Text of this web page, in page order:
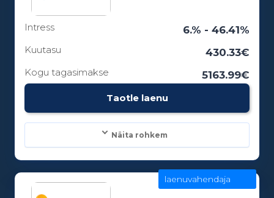
Laenuperiood:
Intress 6.% - 46.41%
Kuutasu 430.33€
Kogu tagasimakse 5163.99€
Taotle laenu
Näita rohkem
100 - 15000€
laenuvahendaja